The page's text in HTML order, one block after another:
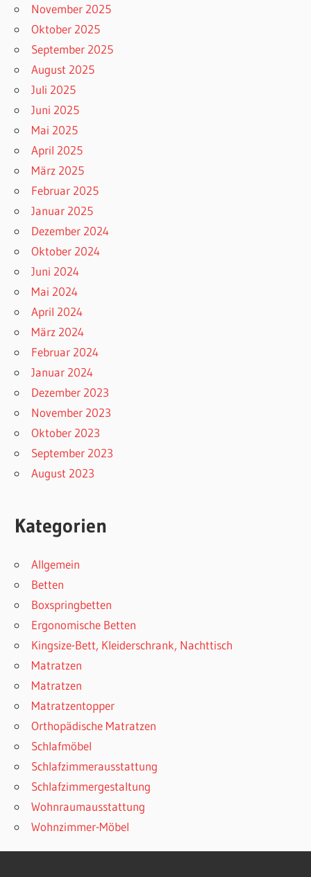
November 2025
Oktober 2025
September 2025
August 2025
Juli 2025
Juni 2025
Mai 2025
April 2025
März 2025
Februar 2025
Januar 2025
Dezember 2024
Oktober 2024
Juni 2024
Mai 2024
April 2024
März 2024
Februar 2024
Januar 2024
Dezember 2023
November 2023
Oktober 2023
September 2023
August 2023
Kategorien
Allgemein
Betten
Boxspringbetten
Ergonomische Betten
Kingsize-Bett, Kleiderschrank, Nachttisch
Matratzen
Matratzen
Matratzentopper
Orthopädische Matratzen
Schlafmöbel
Schlafzimmerausstattung
Schlafzimmergestaltung
Wohnraumausstattung
Wohnzimmer-Möbel